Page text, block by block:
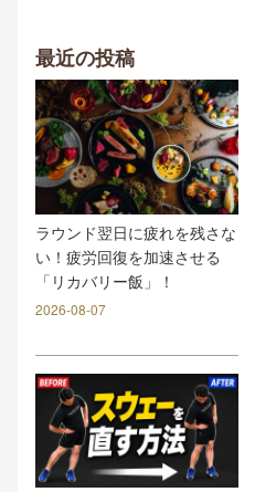
最近の投稿
ラウンド翌日に疲れを残さな
い！疲労回復を加速させる
「リカバリー飯」！
2026-08-07